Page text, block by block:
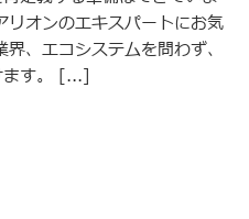
オンのエキスパートにお気
、エコシステムを問わず、
ます。 [...]